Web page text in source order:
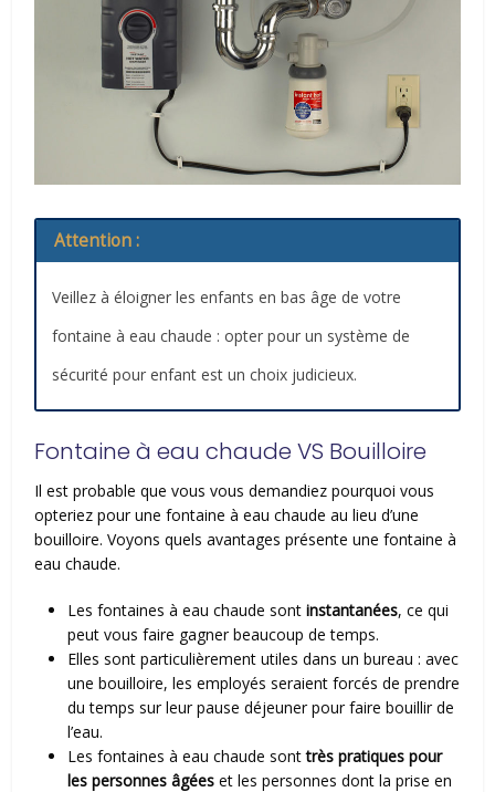
Attention :
Veillez à éloigner les enfants en bas âge de votre
fontaine à eau chaude : opter pour un système de
sécurité pour enfant est un choix judicieux.
Fontaine à eau chaude VS Bouilloire
Il est probable que vous vous demandiez pourquoi vous
opteriez pour une fontaine à eau chaude au lieu d’une
bouilloire. Voyons quels avantages présente une fontaine à
eau chaude.
Les fontaines à eau chaude sontinstantanées, ce qui
peut vous faire gagner beaucoup de temps.
Elles sont particulièrement utiles dans un bureau : avec
une bouilloire, les employés seraient forcés de prendre
du temps sur leur pause déjeuner pour faire bouillir de
l’eau.
Les fontaines à eau chaude sonttrès pratiques pour
les personnes âgées et les personnes dont la prise en